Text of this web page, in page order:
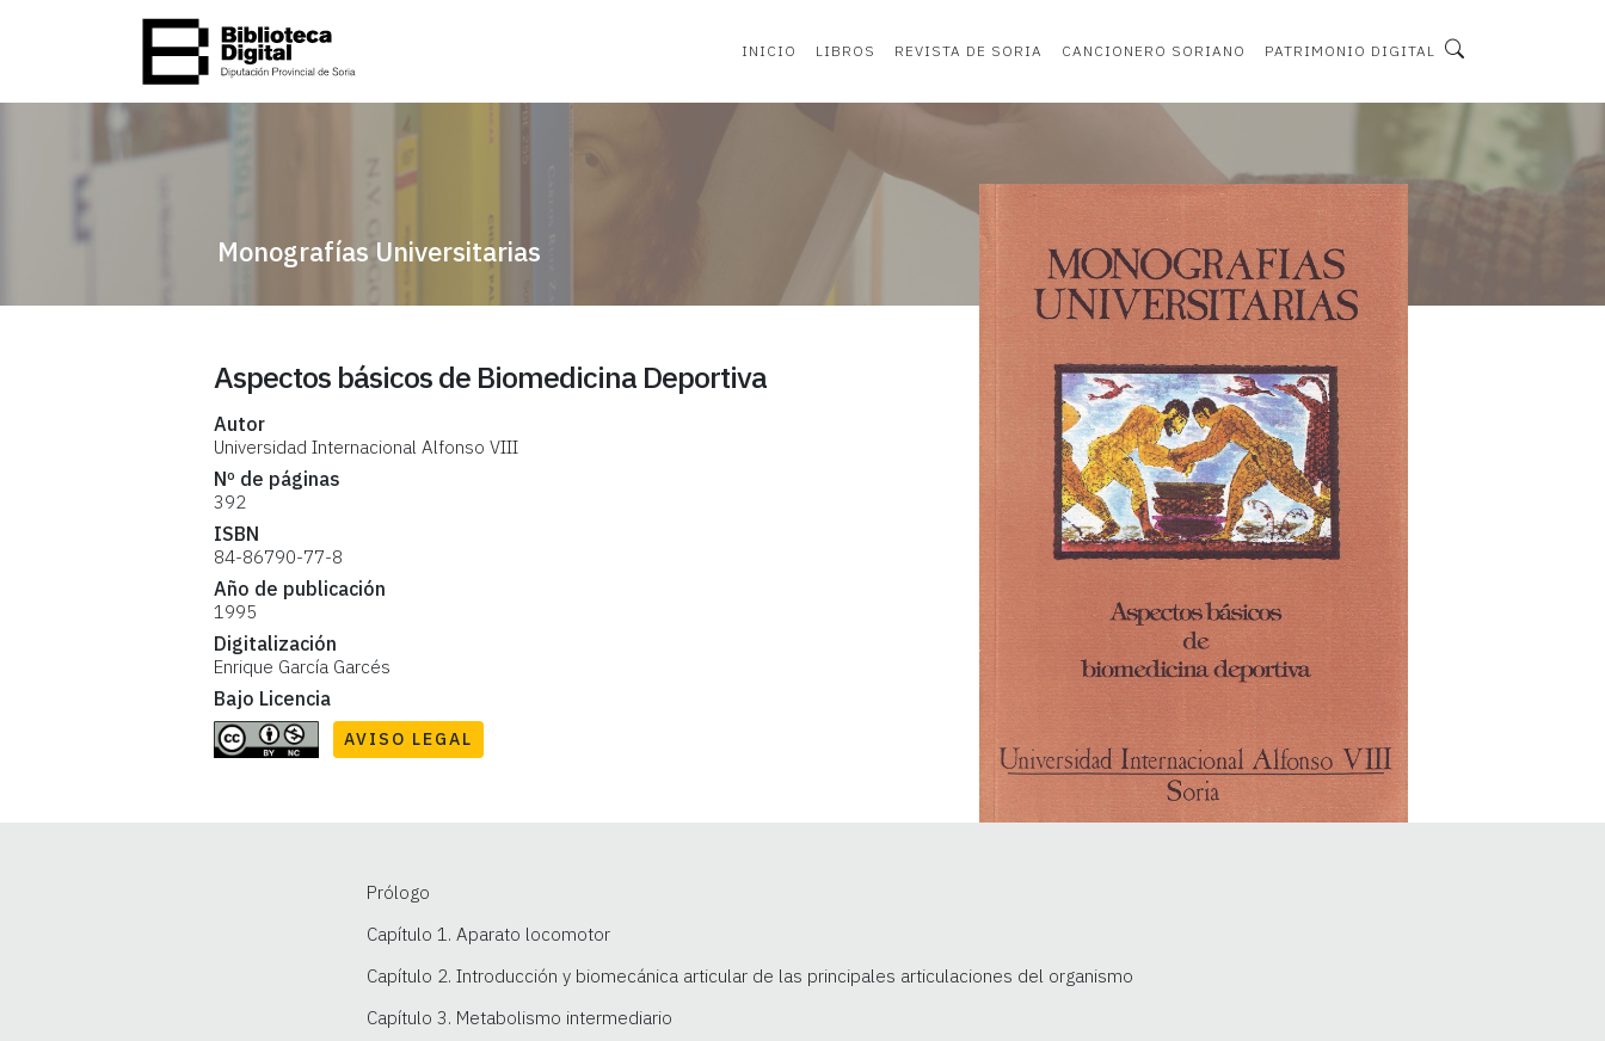
INICIO LIBROS REVISTA DE SORIA CANCIONERO SORIANO PATRIMONIO DIGITAL
Monografías Universitarias
Aspectos básicos de Biomedicina Deportiva
Autor
Universidad Internacional Alfonso VIII
Nº de páginas
392
ISBN
84-86790-77-8
Año de publicación
1995
Digitalización
Enrique García Garcés
Bajo Licencia
AVISO LEGAL
Prólogo
Capítulo 1. Aparato locomotor
Capítulo 2. Introducción y biomecánica articular de las principales articulaciones del organismo
Capítulo 3. Metabolismo intermediario